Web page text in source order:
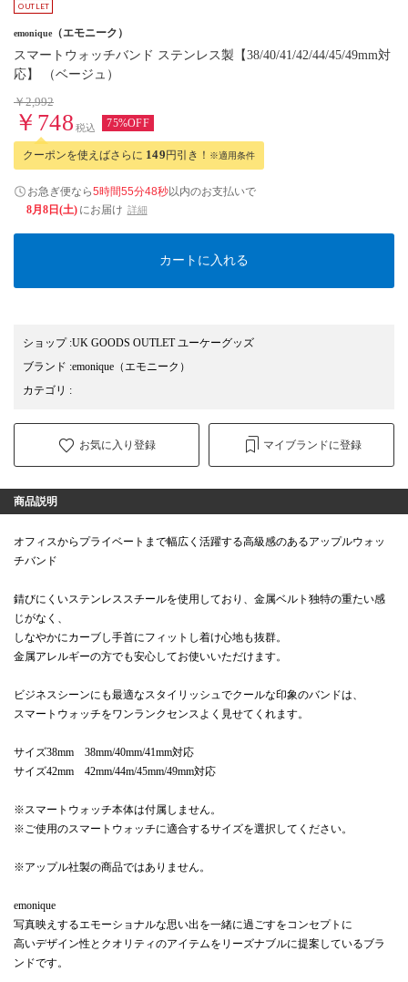
emonique （エモニーク）
スマートウォッチバンド ステンレス製【38/40/41/42/44/45/49mm対
応】 （ベージュ）
￥2,992
￥748 税込 75%OFF
クーポンを使えばさらに 149円引き！ ※適用条件
お急ぎ便なら5時間55分47秒以内のお支払いで
8月8日(土) にお届け 詳細
カートに入れる
ショップ:UK GOODS OUTLET ユーケーグッズ
ブランド :emonique （エモニーク）
カテゴリ :
お気に入り登録 マイブランドに登録
商品説明
オフィスからプライベートまで幅広く活躍する高級感のあるアップルウォッ
チバンド
錆びにくいステンレススチールを使用しており、金属ベルト独特の重たい感
じがなく、
しなやかにカーブし手首にフィットし着け心地も抜群。
金属アレルギーの方でも安心してお使いいただけます。
ビジネスシーンにも最適なスタイリッシュでクールな印象のバンドは、
スマートウォッチをワンランクセンスよく見せてくれます。
サイズ38mm 38mm/40mm/41mm対応
サイズ42mm 42mm/44m/45mm/49mm対応
※スマートウォッチ本体は付属しません。
※ご使用のスマートウォッチに適合するサイズを選択してください。
※アップル社製の商品ではありません。
emonique
写真映えするエモーショナルな思い出を一緒に過ごすをコンセプトに
高いデザイン性とクオリティのアイテムをリーズナブルに提案しているブラ
ンドです。